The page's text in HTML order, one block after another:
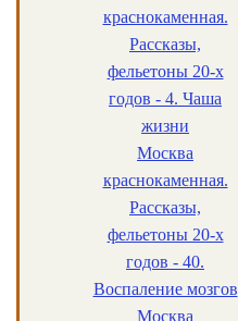
краснокаменная.
Рассказы,
фельетоны 20-х
годов - 4. Чаша
жизни
Москва
краснокаменная.
Рассказы,
фельетоны 20-х
годов - 40.
Воспаление мозгов
Москва